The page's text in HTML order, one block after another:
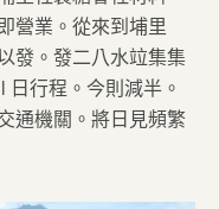
營業。從來到埔里
發。發二八水竝集集
行程。今則減半。
通機關。將日見頻繁